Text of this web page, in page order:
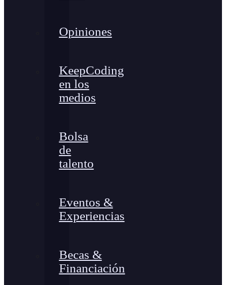
Opiniones
KeepCoding
en los
medios
Bolsa
de
talento
Eventos &
Experiencias
Becas &
Financiación